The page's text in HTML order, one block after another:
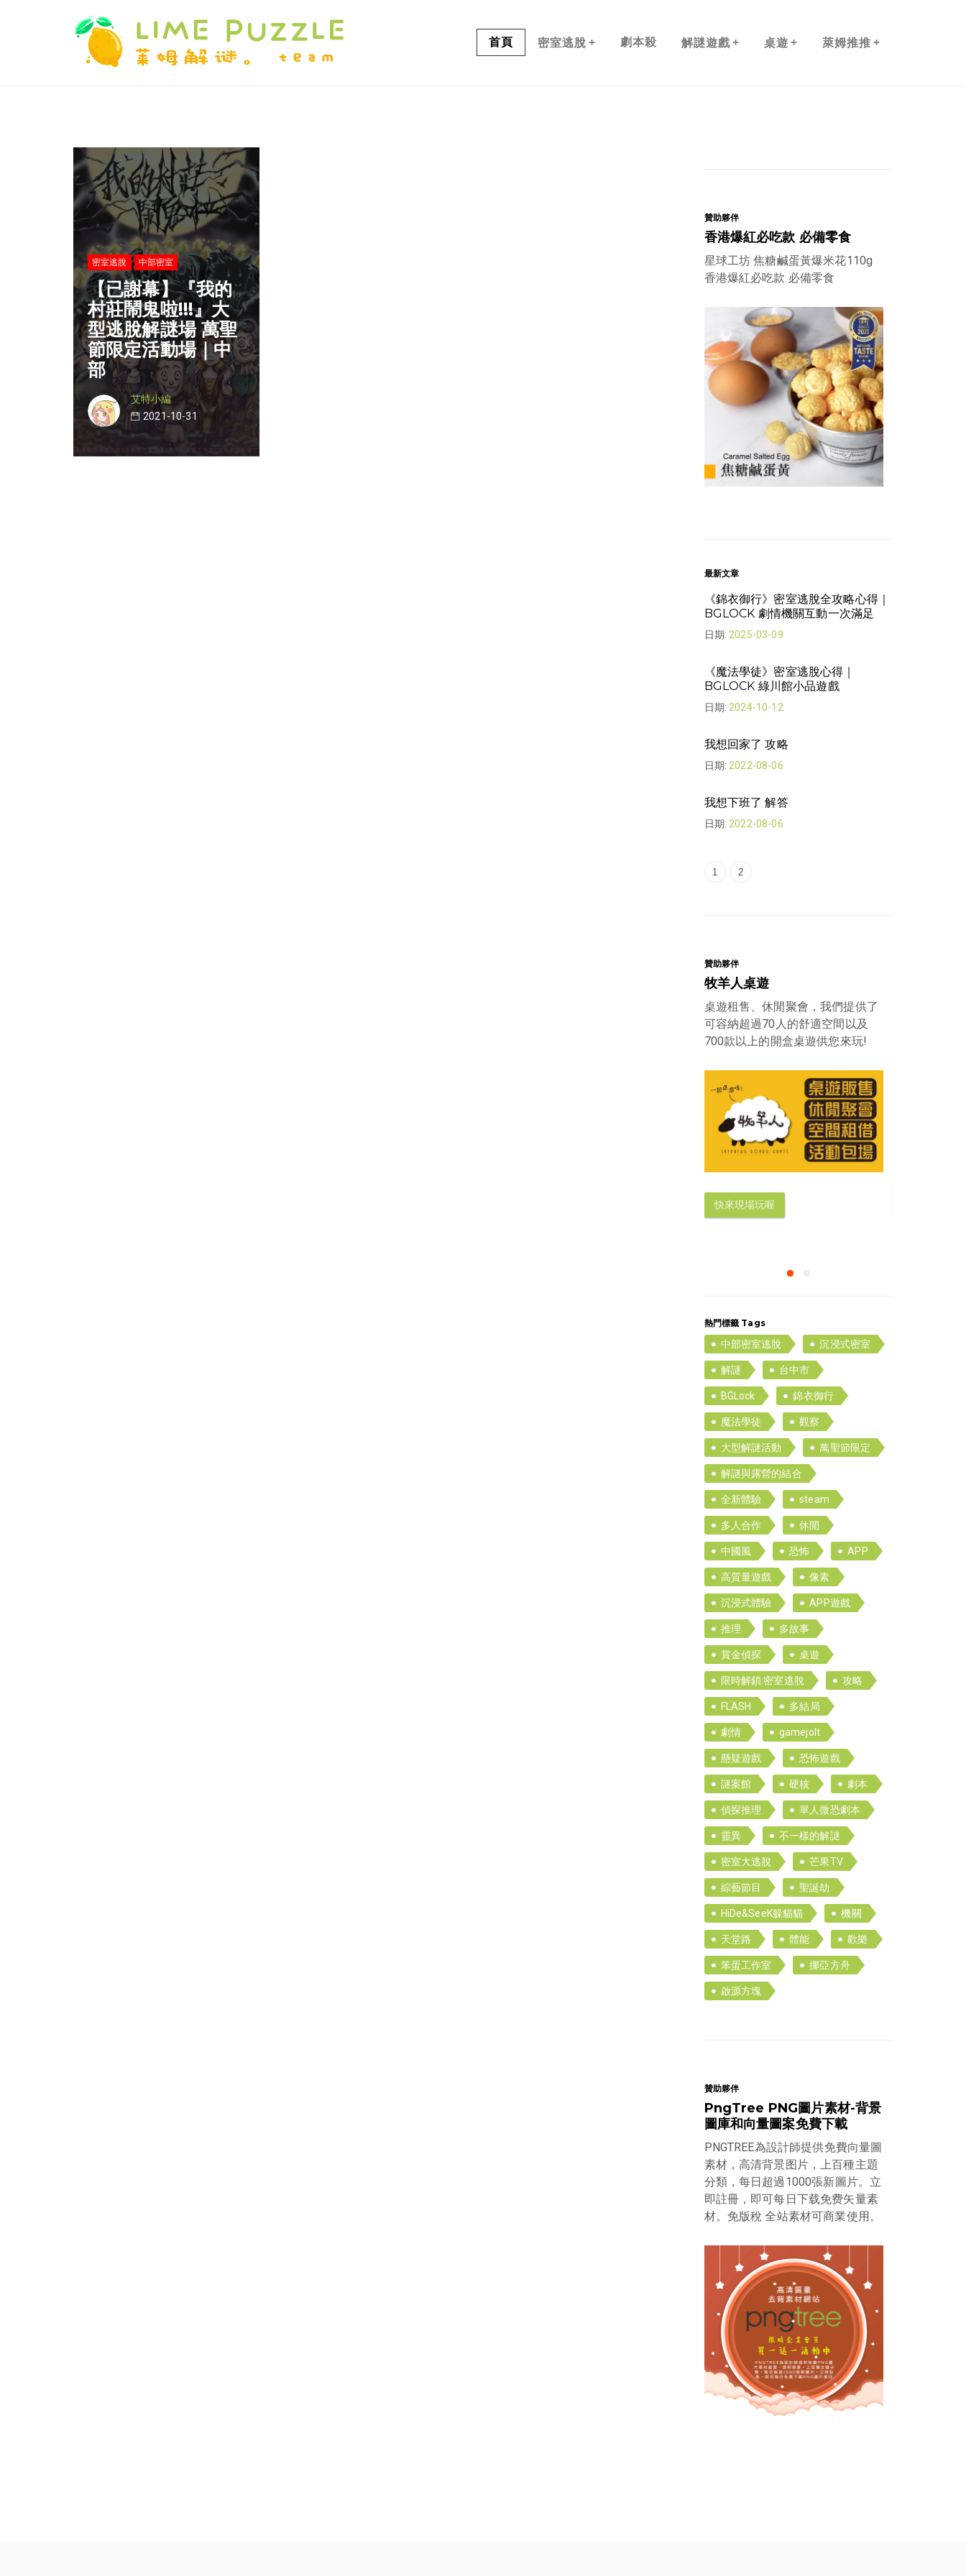
首頁 密室逃脫 + 劇本殺 解謎遊戲 + 桌遊 + 萊姆推推 +
密室逃脫 中部密室
【已謝幕】『我的
村莊鬧鬼啦!!!』大
型逃脫解謎場 萬聖
節限定活動場｜中
部
艾特小編
2021-10-31
贊助夥伴
香港爆紅必吃款 必備零食
星球工坊 焦糖鹹蛋黃爆米花110g
香港爆紅必吃款 必備零食
最新文章
《錦衣御行》密室逃脫全攻略心得｜
BGLOCK 劇情機關互動一次滿足
日期: 2025-03-09
《魔法學徒》密室逃脫心得｜
BGLOCK 綠川館小品遊戲
日期: 2024-10-12
我想回家了 攻略
日期: 2022-08-06
我想下班了 解答
日期: 2022-08-06
1 2
贊助夥伴
牧羊人桌遊
桌遊租售、休閒聚會，我們提供了
可容納超過70人的舒適空間以及
700款以上的開盒桌遊供您來玩!
快來現場玩喔
熱門標籤 Tags
中部密室逃脫 沉浸式密室
解謎 台中市
BGLock 錦衣御行
魔法學徒 觀察
大型解謎活動 萬聖節限定
解謎與露營的結合
全新體驗 steam
多人合作 休閒
中國風 恐怖 APP
高質量遊戲 像素
沉浸式體驗 APP遊戲
推理 多故事
賞金偵探 桌遊
限時解鎖:密室逃脫 攻略
FLASH 多結局
劇情 gamejolt
懸疑遊戲 恐怖遊戲
謎案館 硬核 劇本
偵探推理 單人微恐劇本
靈異 不一樣的解謎
密室大逃脫 芒果TV
綜藝節目 聖誕劫
HiDe&SeeK躲貓貓 機關
天堂路 體能 歡樂
笨蛋工作室 挪亞方舟
啟源方塊
贊助夥伴
PngTree PNG圖片素材-背景
圖庫和向量圖案免費下載
PNGTREE為設計師提供免費向量圖
素材，高清背景图片，上百種主題
分類，每日超過1000張新圖片。立
即註冊，即可每日下载免费矢量素
材。免版稅 全站素材可商業使用。